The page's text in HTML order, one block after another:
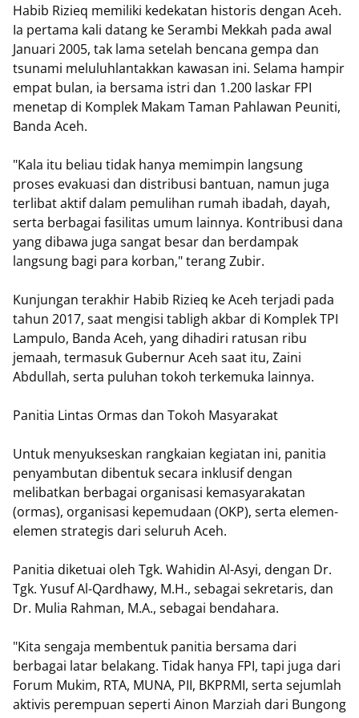
Habib Rizieq memiliki kedekatan historis dengan Aceh.
Ia pertama kali datang ke Serambi Mekkah pada awal
Januari 2005, tak lama setelah bencana gempa dan
tsunami meluluhlantakkan kawasan ini. Selama hampir
empat bulan, ia bersama istri dan 1.200 laskar FPI
menetap di Komplek Makam Taman Pahlawan Peuniti,
Banda Aceh.
"Kala itu beliau tidak hanya memimpin langsung
proses evakuasi dan distribusi bantuan, namun juga
terlibat aktif dalam pemulihan rumah ibadah, dayah,
serta berbagai fasilitas umum lainnya. Kontribusi dana
yang dibawa juga sangat besar dan berdampak
langsung bagi para korban," terang Zubir.
Kunjungan terakhir Habib Rizieq ke Aceh terjadi pada
tahun 2017, saat mengisi tabligh akbar di Komplek TPI
Lampulo, Banda Aceh, yang dihadiri ratusan ribu
jemaah, termasuk Gubernur Aceh saat itu, Zaini
Abdullah, serta puluhan tokoh terkemuka lainnya.
Panitia Lintas Ormas dan Tokoh Masyarakat
Untuk menyukseskan rangkaian kegiatan ini, panitia
penyambutan dibentuk secara inklusif dengan
melibatkan berbagai organisasi kemasyarakatan
(ormas), organisasi kepemudaan (OKP), serta elemen-
elemen strategis dari seluruh Aceh.
Panitia diketuai oleh Tgk. Wahidin Al-Asyi, dengan Dr.
Tgk. Yusuf Al-Qardhawy, M.H., sebagai sekretaris, dan
Dr. Mulia Rahman, M.A., sebagai bendahara.
"Kita sengaja membentuk panitia bersama dari
berbagai latar belakang. Tidak hanya FPI, tapi juga dari
Forum Mukim, RTA, MUNA, PII, BKPRMI, serta sejumlah
aktivis perempuan seperti Ainon Marziah dari Bungong